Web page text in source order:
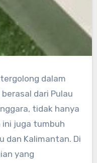
dalam
dari Pulau
tidak hanya
ini juga tumbuh
dan Kalimantan. Di
yang